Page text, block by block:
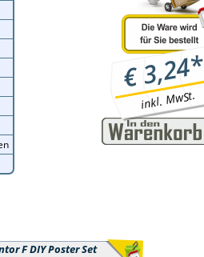
€3,24*
inkl. MwSt.
F DIY Poster Set